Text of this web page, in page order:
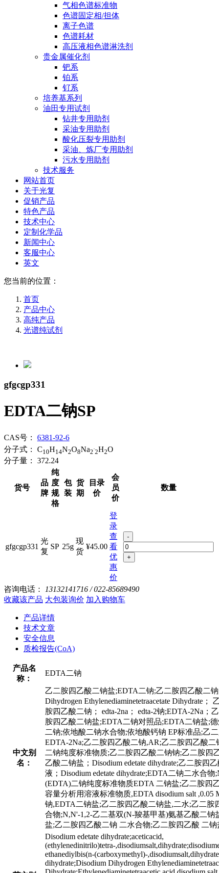
气相色谱标准物
色谱固定相/担体
离子色谱
色谱耗材
高压液相色谱淋洗剂
贵金属催化剂
钯系
铂系
钌系
培养基系列
油田专用试剂
钻井专用助剂
采油专用助剂
酸化压裂专用助剂
采油、炼厂专用助剂
污水专用助剂
技术服务
网站首页
关于光复
促销产品
特色产品
技术中心
定制化学品
新闻中心
客服中心
英文
您当前的位置：
首页
产品中心
高纯产品
光谱纯试剂
gfgcgp331
EDTA二钠SP
CAS号：
6381-92-6
分子式：
C10H14N2O8Na2 2H2O
分子量：
372.24
货号
品
牌
纯
度
规
格
包
装
货
期
目录
价
会
员
价
数量
gfgcgp331
光
复
SP 25g
现
货
¥45.00
登
录
查
看
优
惠
价
-
+
咨询电话： 13132141716 / 022-85689490
收藏该产品 大包装询价 加入购物车
产品详情
技术文章
安全信息
质检报告(CoA)
产品名
称：
EDTA二钠
中文别
名：
乙二胺四乙酸二钠盐;EDTA二钠;乙二胺四乙酸二
Dihydrogen Ethylenediaminetetraacetate
胺四乙酸二钠； edta-2na； edta-2钠;EDTA-2Na
胺四乙酸二钠盐;EDTA二钠对照品;EDTA二钠盐;
二钠;依地酸二钠水合物;依地酸钙钠 EP标准品;乙
EDTA-2Na;乙二胺四乙酸二钠,AR;乙二胺四乙酸
二钠纯度标准物质;乙二胺四乙酸二钠钠;乙二胺四
乙酸二钠盐；Disodium edetate dihydrate;乙二胺
液；Disodium edetate dihydrate;EDTA二钠二水合
(EDTA)二钠纯度标准物质EDTA 二钠盐;乙二胺四
容量分析用溶液标准物质,EDTA disodium salt
钠,EDTA二钠盐;乙二胺四乙酸二钠盐,二水;乙二胺
合物;N,N'-1,2-乙二基双(N-羧基甲基)氨基乙酸二
盐;乙二胺四乙酸二钠 二水合物;乙二胺四乙酸 二
Disodium edetate dihydrate;aceticacid,
(ethylenedinitrilo)tetra-
ethanediylbis(n-(carboxymethyl)-
dihydrate;Disodium Dihydrogen